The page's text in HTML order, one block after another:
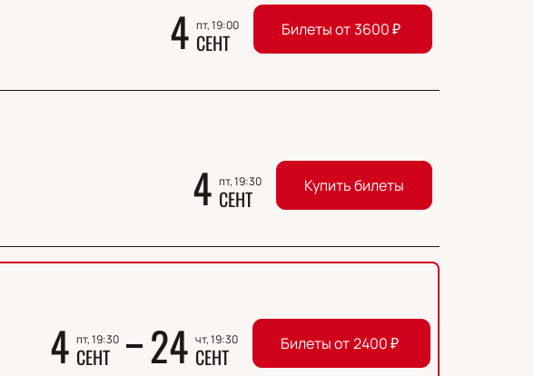
4 пт, 19:00
СЕНТ Билеты от 3600₽
4 пт, 19:30
СЕНТ Купить билеты
4 пт, 19:30
СЕНТ 24 чт, 19:30
СЕНТ Билеты от 2400₽